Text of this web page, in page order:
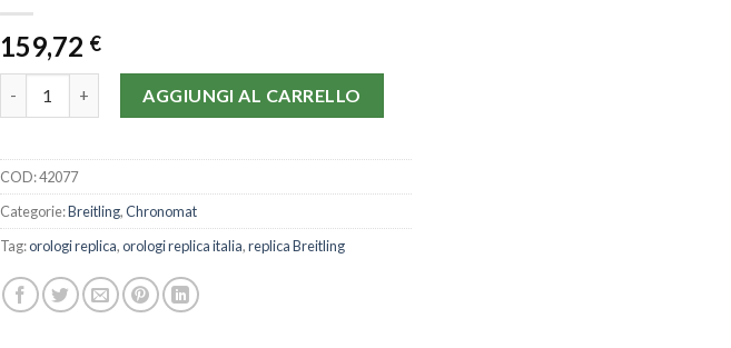
159,72 €
AGGIUNGI AL CARRELLO
COD:42077
Categorie:Breitling,Chronomat
Tag:orologi replica,orologi replica italia,replica Breitling